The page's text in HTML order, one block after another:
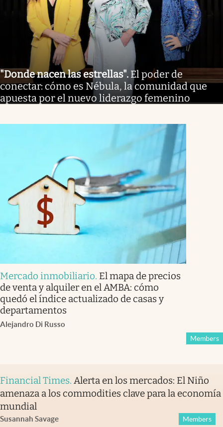
"Donde nacen las estrellas". El poder de
conectar: cómo es Nébula, la comunidad que
apuesta por el nuevo liderazgo femenino
Mercado inmobiliario. El mapa de precios
de venta y alquiler en el AMBA: cómo
quedó el índice actualizado de casas y
departamentos
Alejandro Di Russo
Members
Financial Times. Alerta en los mercados: El Niño
amenaza a los commodities clave para la economía
mundial
Susannah Savage Members